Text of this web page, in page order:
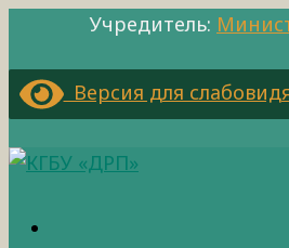
Учредитель:
Версия для